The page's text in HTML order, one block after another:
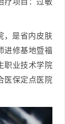
疗项目：过敏
，是省内皮肤
进修基地暨福
职业技术学院
医保定点医院